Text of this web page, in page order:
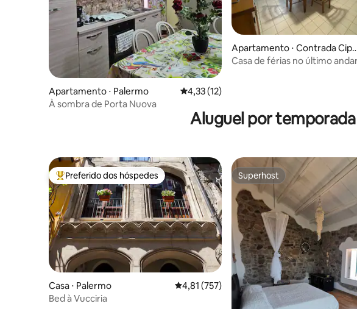
Apartamento ⋅ Palermo 4,33 de uma avaliação média de 5, 12
4,33 (12)
À sombra de Porta Nuova
Apartamento ⋅ Contrada
lazzo
Casa de férias no último
Aluguel por temporada
Entre os melhores preferidos dos hóspedes
Preferido dos hóspedes
Casa ⋅ Palermo 4,81 de uma avaliação média de 5, 757
4,81 (757)
Bed à Vucciria
Superhost
Superhost